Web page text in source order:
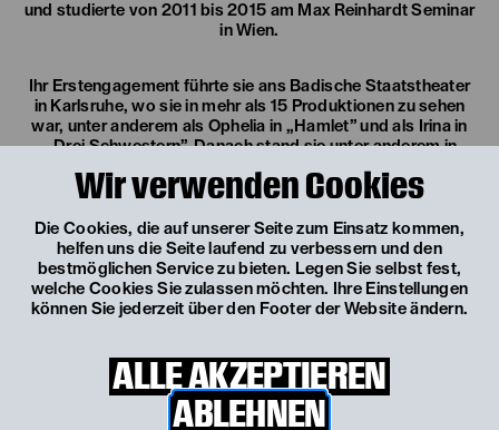
Wir verwenden Cookies
Die Cookies, die auf unserer Seite zum Einsatz kommen,
helfen uns die Seite laufend zu verbessern und den
bestmöglichen Service zu bieten. Legen Sie selbst fest,
welche Cookies Sie zulassen möchten. Ihre Einstellungen
können Sie jederzeit über den Footer der Website ändern.
ALLE AKZEPTIEREN
ABLEHNEN
und studierte von 2011 bis 2015 am Max Reinhardt Seminar
in Wien.
Ihr Erstengagement führte sie ans Badische Staatstheater
in Karlsruhe, wo sie in mehr als 15 Produktionen zu sehen
war, unter anderem als Ophelia in „Hamlet” und als Irina in
„Drei Schwestern”. Danach stand sie unter anderem in
Hamburg auf Kampnagel und in Stuttgart auf der Bühne.
Sie arbeitet auch als Synchronsprecherin und realisiert
eigene Fotografieprojekte.
Seit der Spielzeit 2019/20 ist sie festes Ensemblemitglied